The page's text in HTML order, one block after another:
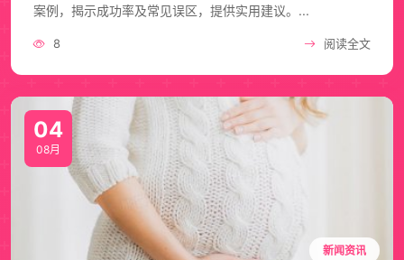
案例，揭示成功率及常见误区，提供实用建议。...
8 阅读全文
04
08月
新闻资讯